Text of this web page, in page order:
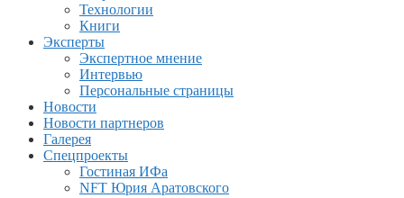
Технологии
Книги
Эксперты
Экспертное мнение
Интервью
Персональные страницы
Новости
Новости партнеров
Галерея
Спецпроекты
Гостиная ИФа
NFT Юрия Аратовского